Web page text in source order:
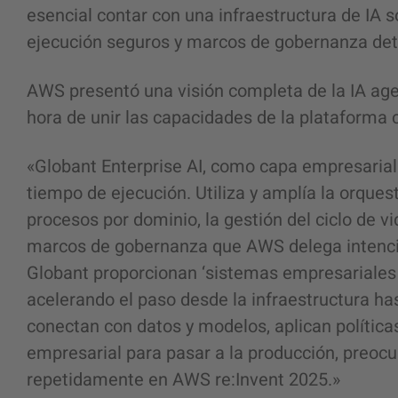
esencial contar con una infraestructura de IA
ejecución seguros y marcos de gobernanza
AWS presentó una visión completa de la IA
hora de unir las capacidades de la
«Globant Enterprise AI, como capa
tiempo de ejecución. Utiliza y amplía la
procesos por dominio, la gestión del ciclo de
marcos de gobernanza que AWS delega
Globant proporcionan ‘sistemas
acelerando el paso desde la infraestructura
conectan con datos y modelos, aplican
empresarial para pasar a la producción,
repetidamente en AWS re:Invent 2025.»